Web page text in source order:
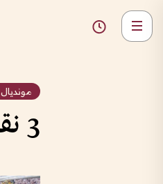
مونديال 2026
3 نقاط ضعف تحدد سقف طموح الألمان في كأس العالم